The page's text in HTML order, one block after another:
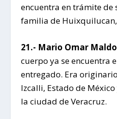
encuentra en trámite de
familia de
21.- Mario Omar
cuerpo ya se encuentra
entregado. Era
Izcalli, Estado de
la ciudad de Veracruz.